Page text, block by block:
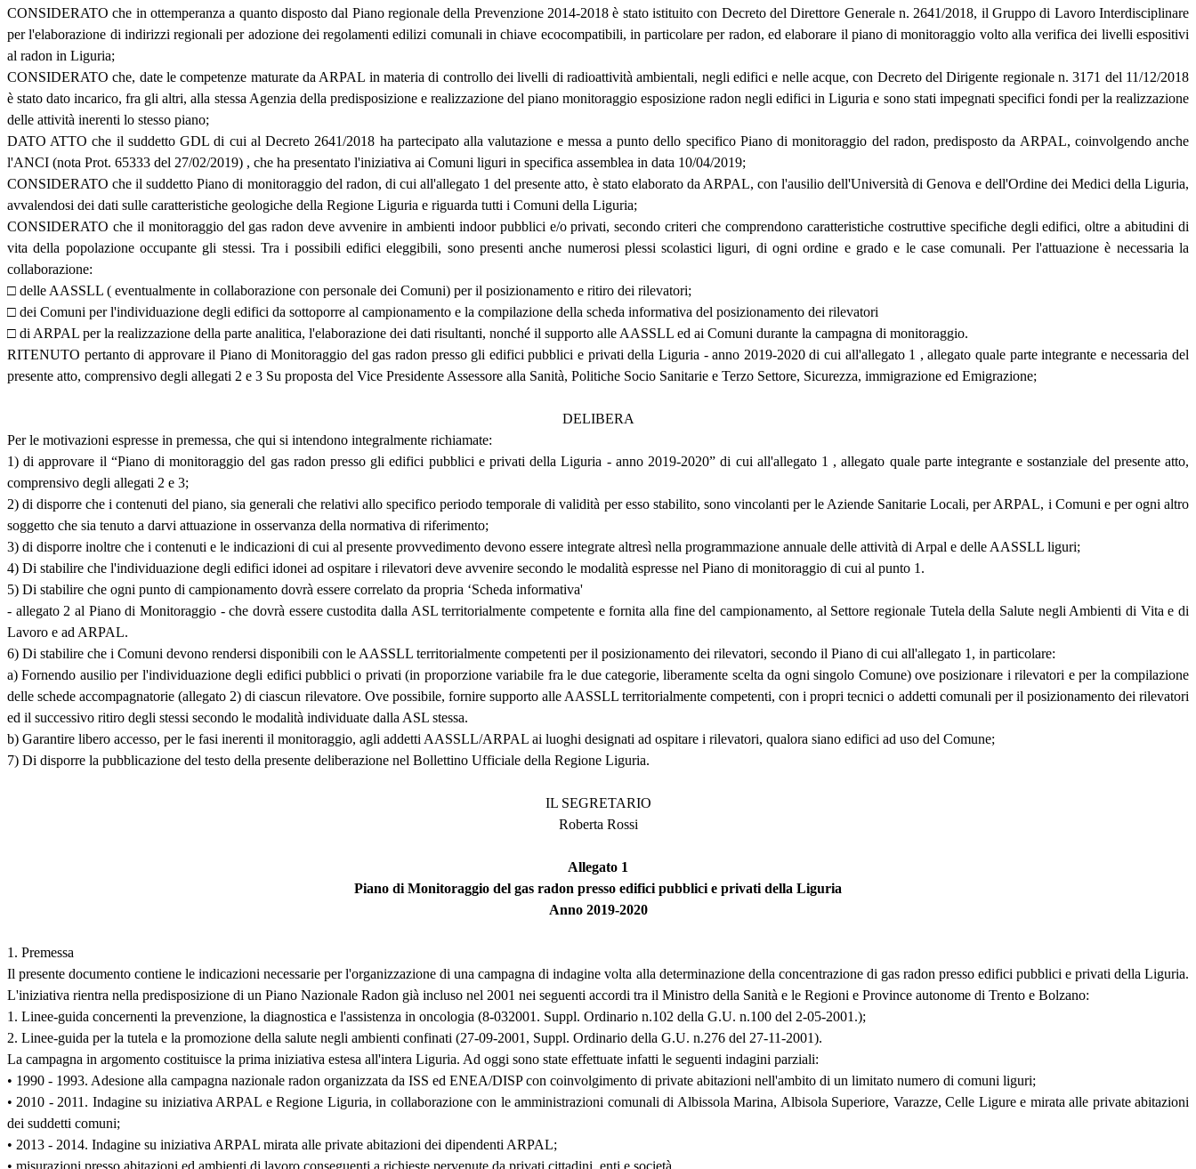
CONSIDERATO che in ottemperanza a quanto disposto dal Piano regionale della Prevenzione 2014-2018 è stato istituito con Decreto del Direttore Generale n. 2641/2018, il Gruppo di Lavoro Interdisciplinare
per l'elaborazione di indirizzi regionali per adozione dei regolamenti edilizi comunali in chiave ecocompatibili, in particolare per radon, ed elaborare il piano di monitoraggio volto alla verifica dei livelli espositivi
al radon in Liguria;
CONSIDERATO che, date le competenze maturate da ARPAL in materia di controllo dei livelli di radioattività ambientali, negli edifici e nelle acque, con Decreto del Dirigente regionale n. 3171 del 11/12/2018
è stato dato incarico, fra gli altri, alla stessa Agenzia della predisposizione e realizzazione del piano monitoraggio esposizione radon negli edifici in Liguria e sono stati impegnati specifici fondi per la realizzazione
delle attività inerenti lo stesso piano;
DATO ATTO che il suddetto GDL di cui al Decreto 2641/2018 ha partecipato alla valutazione e messa a punto dello specifico Piano di monitoraggio del radon, predisposto da ARPAL, coinvolgendo anche
l'ANCI (nota Prot. 65333 del 27/02/2019) , che ha presentato l'iniziativa ai Comuni liguri in specifica assemblea in data 10/04/2019;
CONSIDERATO che il suddetto Piano di monitoraggio del radon, di cui all'allegato 1 del presente atto, è stato elaborato da ARPAL, con l'ausilio dell'Università di Genova e dell'Ordine dei Medici della Liguria,
avvalendosi dei dati sulle caratteristiche geologiche della Regione Liguria e riguarda tutti i Comuni della Liguria;
CONSIDERATO che il monitoraggio del gas radon deve avvenire in ambienti indoor pubblici e/o privati, secondo criteri che comprendono caratteristiche costruttive specifiche degli edifici, oltre a abitudini di
vita della popolazione occupante gli stessi. Tra i possibili edifici eleggibili, sono presenti anche numerosi plessi scolastici liguri, di ogni ordine e grado e le case comunali. Per l'attuazione è necessaria la
collaborazione:
□ delle AASSLL ( eventualmente in collaborazione con personale dei Comuni) per il posizionamento e ritiro dei rilevatori;
□ dei Comuni per l'individuazione degli edifici da sottoporre al campionamento e la compilazione della scheda informativa del posizionamento dei rilevatori
□ di ARPAL per la realizzazione della parte analitica, l'elaborazione dei dati risultanti, nonché il supporto alle AASSLL ed ai Comuni durante la campagna di monitoraggio.
RITENUTO pertanto di approvare il Piano di Monitoraggio del gas radon presso gli edifici pubblici e privati della Liguria - anno 2019-2020 di cui all'allegato 1 , allegato quale parte integrante e necessaria del
presente atto, comprensivo degli allegati 2 e 3 Su proposta del Vice Presidente Assessore alla Sanità, Politiche Socio Sanitarie e Terzo Settore, Sicurezza, immigrazione ed Emigrazione;
DELIBERA
Per le motivazioni espresse in premessa, che qui si intendono integralmente richiamate:
1) di approvare il “Piano di monitoraggio del gas radon presso gli edifici pubblici e privati della Liguria - anno 2019-2020” di cui all'allegato 1 , allegato quale parte integrante e sostanziale del presente atto,
comprensivo degli allegati 2 e 3;
2) di disporre che i contenuti del piano, sia generali che relativi allo specifico periodo temporale di validità per esso stabilito, sono vincolanti per le Aziende Sanitarie Locali, per ARPAL, i Comuni e per ogni altro
soggetto che sia tenuto a darvi attuazione in osservanza della normativa di riferimento;
3) di disporre inoltre che i contenuti e le indicazioni di cui al presente provvedimento devono essere integrate altresì nella programmazione annuale delle attività di Arpal e delle AASSLL liguri;
4) Di stabilire che l'individuazione degli edifici idonei ad ospitare i rilevatori deve avvenire secondo le modalità espresse nel Piano di monitoraggio di cui al punto 1.
5) Di stabilire che ogni punto di campionamento dovrà essere correlato da propria ‘Scheda informativa'
- allegato 2 al Piano di Monitoraggio - che dovrà essere custodita dalla ASL territorialmente competente e fornita alla fine del campionamento, al Settore regionale Tutela della Salute negli Ambienti di Vita e di
Lavoro e ad ARPAL.
6) Di stabilire che i Comuni devono rendersi disponibili con le AASSLL territorialmente competenti per il posizionamento dei rilevatori, secondo il Piano di cui all'allegato 1, in particolare:
a) Fornendo ausilio per l'individuazione degli edifici pubblici o privati (in proporzione variabile fra le due categorie, liberamente scelta da ogni singolo Comune) ove posizionare i rilevatori e per la compilazione
delle schede accompagnatorie (allegato 2) di ciascun rilevatore. Ove possibile, fornire supporto alle AASSLL territorialmente competenti, con i propri tecnici o addetti comunali per il posizionamento dei rilevatori
ed il successivo ritiro degli stessi secondo le modalità individuate dalla ASL stessa.
b) Garantire libero accesso, per le fasi inerenti il monitoraggio, agli addetti AASSLL/ARPAL ai luoghi designati ad ospitare i rilevatori, qualora siano edifici ad uso del Comune;
7) Di disporre la pubblicazione del testo della presente deliberazione nel Bollettino Ufficiale della Regione Liguria.
IL SEGRETARIO
Roberta Rossi
Allegato 1
Piano di Monitoraggio del gas radon presso edifici pubblici e privati della Liguria
Anno 2019-2020
1. Premessa
Il presente documento contiene le indicazioni necessarie per l'organizzazione di una campagna di indagine volta alla determinazione della concentrazione di gas radon presso edifici pubblici e privati della Liguria.
L'iniziativa rientra nella predisposizione di un Piano Nazionale Radon già incluso nel 2001 nei seguenti accordi tra il Ministro della Sanità e le Regioni e Province autonome di Trento e Bolzano:
1. Linee-guida concernenti la prevenzione, la diagnostica e l'assistenza in oncologia (8-032001. Suppl. Ordinario n.102 della G.U. n.100 del 2-05-2001.);
2. Linee-guida per la tutela e la promozione della salute negli ambienti confinati (27-09-2001, Suppl. Ordinario della G.U. n.276 del 27-11-2001).
La campagna in argomento costituisce la prima iniziativa estesa all'intera Liguria. Ad oggi sono state effettuate infatti le seguenti indagini parziali:
• 1990 - 1993. Adesione alla campagna nazionale radon organizzata da ISS ed ENEA/DISP con coinvolgimento di private abitazioni nell'ambito di un limitato numero di comuni liguri;
• 2010 - 2011. Indagine su iniziativa ARPAL e Regione Liguria, in collaborazione con le amministrazioni comunali di Albissola Marina, Albisola Superiore, Varazze, Celle Ligure e mirata alle private abitazioni
dei suddetti comuni;
• 2013 - 2014. Indagine su iniziativa ARPAL mirata alle private abitazioni dei dipendenti ARPAL;
• misurazioni presso abitazioni ed ambienti di lavoro conseguenti a richieste pervenute da privati cittadini, enti e società.